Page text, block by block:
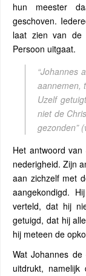
hun meester
geschoven.
laat zien van de
Persoon uitgaat.
“Johannes
aannemen,
Uzelf
niet de
gezonden”
Het antwoord
nederigheid. Zijn
aan zichzelf met
aangekondigd.
verteld, dat hij
getuigd, dat hij
hij meteen de
Wat Johannes
uitdrukt,